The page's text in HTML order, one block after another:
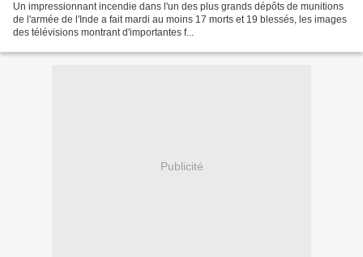
Un impressionnant incendie dans l'un des plus grands dépôts de munitions
de l'armée de l'Inde a fait mardi au moins 17 morts et 19 blessés, les images
des télévisions montrant d'importantes f...
Publicité